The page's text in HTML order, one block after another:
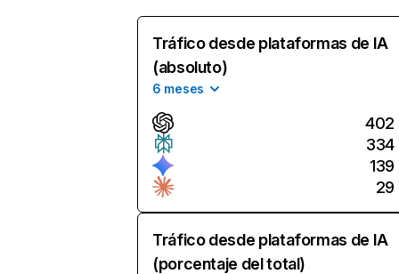
Tráfico desde plataformas de IA
(absoluto)
6 meses
402
334
139
29
Tráfico desde plataformas de IA
(porcentaje del total)